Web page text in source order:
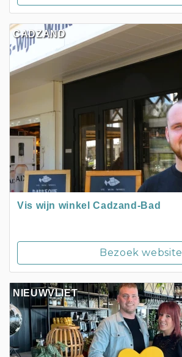
CADZAND
Vis wijn winkel Cadzand-Bad
Bezoek website
NIEUWVLIET